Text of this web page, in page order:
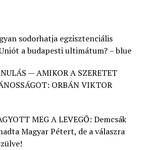
sodorhatja egzisztenciális
a budapesti ultimátum? – blue
— AMIKOR A SZERETET
ORBÁN VIKTOR
MEG A LEVEGŐ: Demcsák
Magyar Pétert, de a válaszra